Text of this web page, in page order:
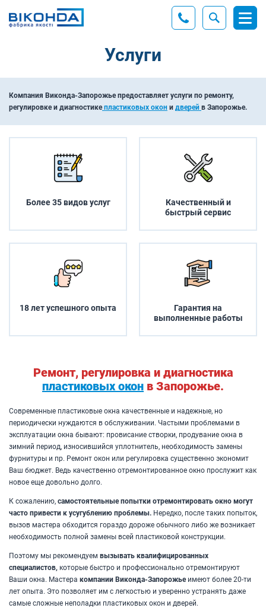
Услуги
Компания Виконда-Запорожье предоставляет услуги по ремонту,
регулировке и диагностикепластиковых окон и дверей в Запорожье.
Более 35 видов услуг
Качественный и
быстрый сервис
18 лет успешного опыта
Гарантия на
выполненные работы
Ремонт, регулировка и диагностика
пластиковых окон в Запорожье.
Современные пластиковые окна качественные и надежные, но
периодически нуждаются в обслуживании. Частыми проблемами в
эксплуатации окна бывают: провисание створки, продувание окна в
зимний период, износившийся уплотнитель, необходимость замены
фурнитуры и пр. Ремонт окон или регулировка существенно экономит
Ваш бюджет. Ведь качественно отремонтированное окно прослужит как
новое еще довольно долго.
К сожалению, самостоятельные попытки отремонтировать окно могут
часто привести к усугублению проблемы. Нередко, после таких попыток,
вызов мастера обходится гораздо дороже обычного либо же возникает
необходимость полной замены всей пластиковой конструкции.
Поэтому мы рекомендуем вызывать квалифицированных
специалистов, которые быстро и профессионально отремонтируют
Ваши окна. Мастера компании Виконда-Запорожьеимеют более 20-ти
лет опыта. Это позволяет им с легкостью и уверенно устранять даже
самые сложные неполадки пластиковых окон и дверей.